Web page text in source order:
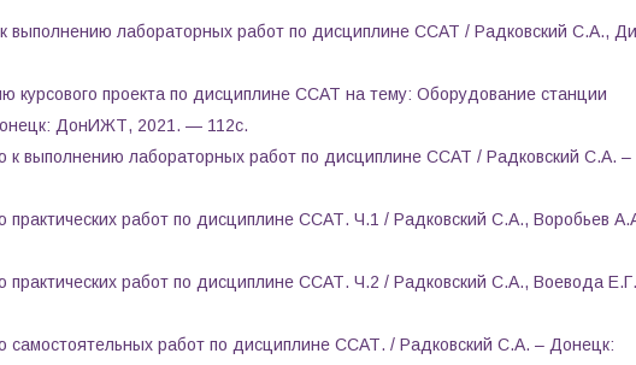
выполнению лабораторных работ по дисциплине ССАТ / Радковский С.А.,
курсового проекта по дисциплине ССАТ на тему: Оборудование станции
ДонИЖТ, 2021. — 112с.
к выполнению лабораторных работ по дисциплине ССАТ / Радковский С.А. –
работ по дисциплине ССАТ. Ч.1 / Радковский С.А., Воробьев
работ по дисциплине ССАТ. Ч.2 / Радковский С.А., Воевода Е.Г.
работ по дисциплине ССАТ. / Радковский С.А. – Донецк: